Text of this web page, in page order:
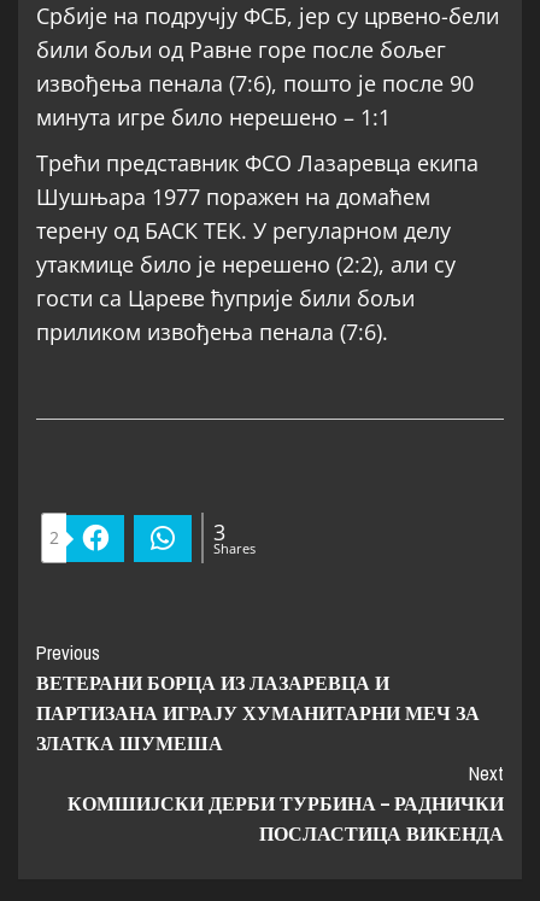
Србије на подручју ФСБ, јер су црвено-бели
били бољи од Равне горе после бољег
извођења пенала (7:6), пошто је после 90
минута игре било нерешено – 1:1
Трећи представник ФСО Лазаревца екипа
Шушњара 1977 поражен на домаћем
терену од БАСК ТЕК. У регуларном делу
утакмице било је нерешено (2:2), али су
гости са Цареве ћуприје били бољи
приликом извођења пенала (7:6).
2 Facebook WhatsApp
Shares
3
Previous
ВЕТЕРАНИ БОРЦА ИЗ ЛАЗАРЕВЦА И
ПАРТИЗАНА ИГРАЈУ ХУМАНИТАРНИ МЕЧ ЗА
ЗЛАТКА ШУМЕША
Next
КОМШИЈСКИ ДЕРБИ ТУРБИНА – РАДНИЧКИ
ПОСЛАСТИЦА ВИКЕНДА